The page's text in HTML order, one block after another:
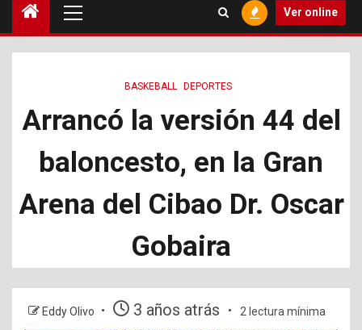
principal
Ver online
BASKEBALL DEPORTES
Arrancó la versión 44 del
baloncesto, en la Gran
Arena del Cibao Dr. Oscar
Gobaira
Eddy Olivo 3 años atrás 2 lectura mínima